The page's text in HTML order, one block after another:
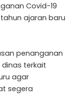
Covid-19
ajaran baru
penanganan
terkait
agar
segera